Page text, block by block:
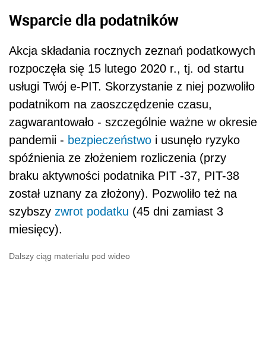
Wsparcie dla podatników
Akcja składania rocznych zeznań podatkowych
rozpoczęła się 15 lutego 2020 r., tj. od startu
usługi Twój e-PIT. Skorzystanie z niej pozwoliło
podatnikom na zaoszczędzenie czasu,
zagwarantowało - szczególnie ważne w okresie
pandemii - bezpieczeństwo i usunęło ryzyko
spóźnienia ze złożeniem rozliczenia (przy
braku aktywności podatnika PIT -37, PIT-38
został uznany za złożony). Pozwoliło też na
szybszy zwrot podatku (45 dni zamiast 3
miesięcy).
Dalszy ciąg materiału pod wideo